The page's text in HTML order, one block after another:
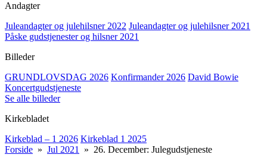
Andagter
Juleandagter og julehilsner 2022 Juleandagter og julehilsner 2021
Påske gudstjenester og hilsner 2021
Billeder
GRUNDLOVSDAG 2026 Konfirmander 2026 David Bowie
Koncertgudstjeneste
Se alle billeder
Kirkebladet
Kirkeblad – 1 2026 Kirkeblad 1 2025
Forside » Jul 2021 » 26. December: Julegudstjeneste